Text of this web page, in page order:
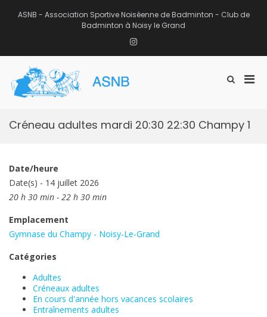
ASNB - Association Sportive Noiséenne de Badminton - Club de
Badminton à Noisy le Grand
Instagram
Afficher
recherche
Créneau adultes mardi 20:30 22:30 Champy 1
Date/heure
Date(s) - 14 juillet 2026
20 h 30 min - 22 h 30 min
Emplacement
Gymnase du Champy - Noisy-Le-Grand
Catégories
Adultes
Créneaux adultes
En cours d'année hors vacances scolaires
Entraînements adultes